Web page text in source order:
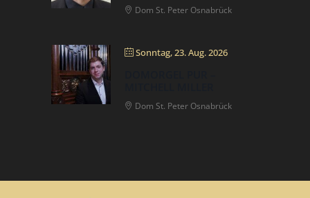
Dom St. Peter Osnabrück
Sonntag, 23. Aug. 2026
Dom St. Peter Osnabrück